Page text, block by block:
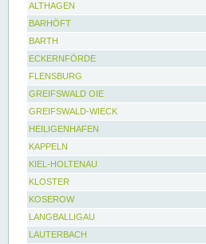
ALTHAGEN
BARHÖFT
BARTH
ECKERNFÖRDE
FLENSBURG
GREIFSWALD OIE
GREIFSWALD-WIECK
HEILIGENHAFEN
KAPPELN
KIEL-HOLTENAU
KLOSTER
KOSEROW
LANGBALLIGAU
LAUTERBACH